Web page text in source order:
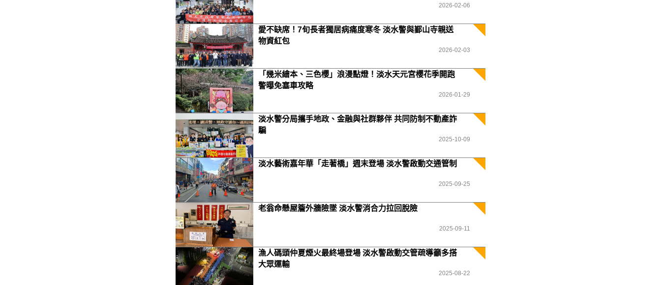
2026-02-06
愛不缺席！7旬長者獨居病痛度寒冬 淡水警與鄞山寺親送
物資紅包
2026-02-03
「幾米繪本、三色櫻」浪漫點燈！淡水天元宮櫻花季開跑
警曝免塞車攻略
2026-01-29
淡水警分局攜手地政、金融與社群夥伴 共同防制不動產詐
騙
2025-10-09
淡水藝術嘉年華「走著橋」週末登場 淡水警啟動交通管制
2025-09-25
老翁命懸屋簷外牆險墜 淡水警消合力拉回脫險
2025-09-11
漁人碼頭仲夏煙火最終場登場 淡水警啟動交管疏導籲多搭
大眾運輸
2025-08-22